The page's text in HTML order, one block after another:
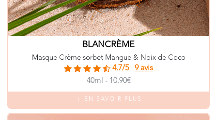
BLANCRÈME
Masque Crème sorbet Mangue & Noix de Coco
4.7/5
9 avis
40ml - 10.90€
EN SAVOIR PLUS